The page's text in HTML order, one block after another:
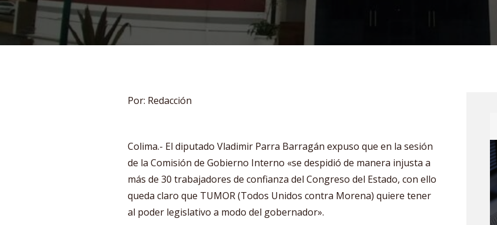
Por: Redacción
Colima.- El diputado Vladimir Parra Barragán expuso que en la sesión
de la Comisión de Gobierno Interno «se despidió de manera injusta a
más de 30 trabajadores de confianza del Congreso del Estado, con ello
queda claro que TUMOR (Todos Unidos contra Morena) quiere tener
al poder legislativo a modo del gobernador».